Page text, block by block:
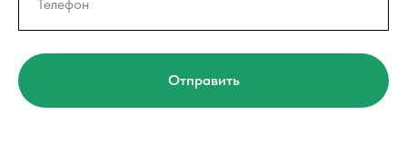
Отправить